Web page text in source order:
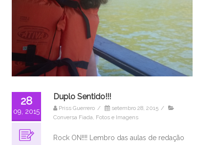
28
09, 2015
Duplo Sentido!!!
Priss Guerrero / setembro 28, 2015 /
Conversa Fiada, Fotos e Imagens
Rock ON!!!! Lembro das aulas de redação